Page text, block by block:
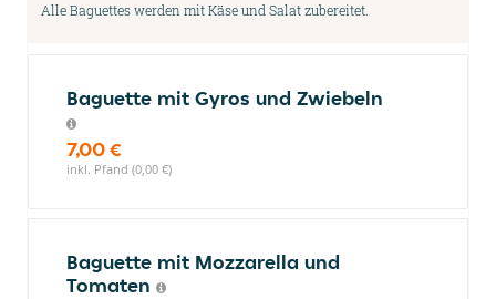
Alle Baguettes werden mit Käse und Salat zubereitet.
Baguette mit Gyros und Zwiebeln
7,00 €
inkl. Pfand (0,00 €)
Baguette mit Mozzarella und
Tomaten